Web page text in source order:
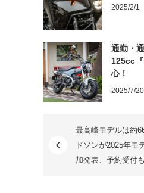
2025/2/1
通勤・
125cc
心！
2025/7/20
最高峰モデルは約
ドソンが2025年モ
加発表、予約受付